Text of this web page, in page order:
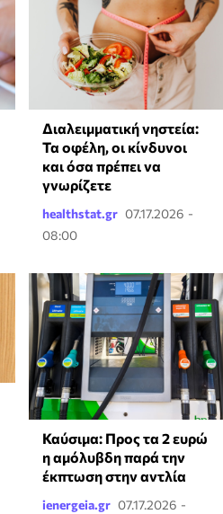
Διαλειμματική νηστεία:
Τα οφέλη, οι κίνδυνοι
και όσα πρέπει να
γνωρίζετε
healthstat.gr 07.17.2026 -
08:00
Καύσιμα: Προς τα 2 ευρώ
η αμόλυβδη παρά την
έκπτωση στην αντλία
ienergeia.gr 07.17.2026 -